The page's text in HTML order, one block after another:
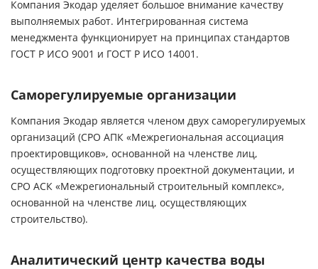
Компания Экодар уделяет большое внимание качеству
выполняемых работ. Интегрированная система
менеджмента функционирует на принципах стандартов
ГОСТ Р ИСО 9001 и ГОСТ Р ИСО 14001.
Саморегулируемые организации
Компания Экодар является членом двух саморегулируемых
организаций (СРО АПК «Межрегиональная ассоциация
проектировщиков», основанной на членстве лиц,
осуществляющих подготовку проектной документации, и
СРО АСК «Межрегиональный строительный комплекс»,
основанной на членстве лиц, осуществляющих
строительство).
Аналитический центр качества воды